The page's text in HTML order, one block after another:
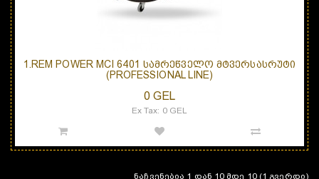
1.REM POWER MCI 6401 ᲡᲐᲛᲠᲔᲬᲕᲔᲚᲝ ᲛᲢᲕᲔᲠᲡᲐᲡᲠᲣᲢᲘ
(PROFESSIONAL LINE)
0 GEL
Ex Tax: 0 GEL
ნაჩვენებია 1 დან 10 მდე 10 (1 გვერდი)